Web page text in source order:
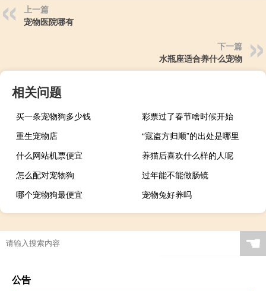
上一篇
宠物医院哪有
下一篇
水瓶座适合养什么宠物
相关问题
买一条宠物狗多少钱
彩票过了春节啥时候开始
重生宠物店
“寇盗方归顺”的出处是哪里
什么网站机票便宜
养猫后喜欢什么样的人呢
怎么配对宠物狗
过年能不能做肠镜
哪个宠物狗最便宜
宠物兔好养吗
☚
公告